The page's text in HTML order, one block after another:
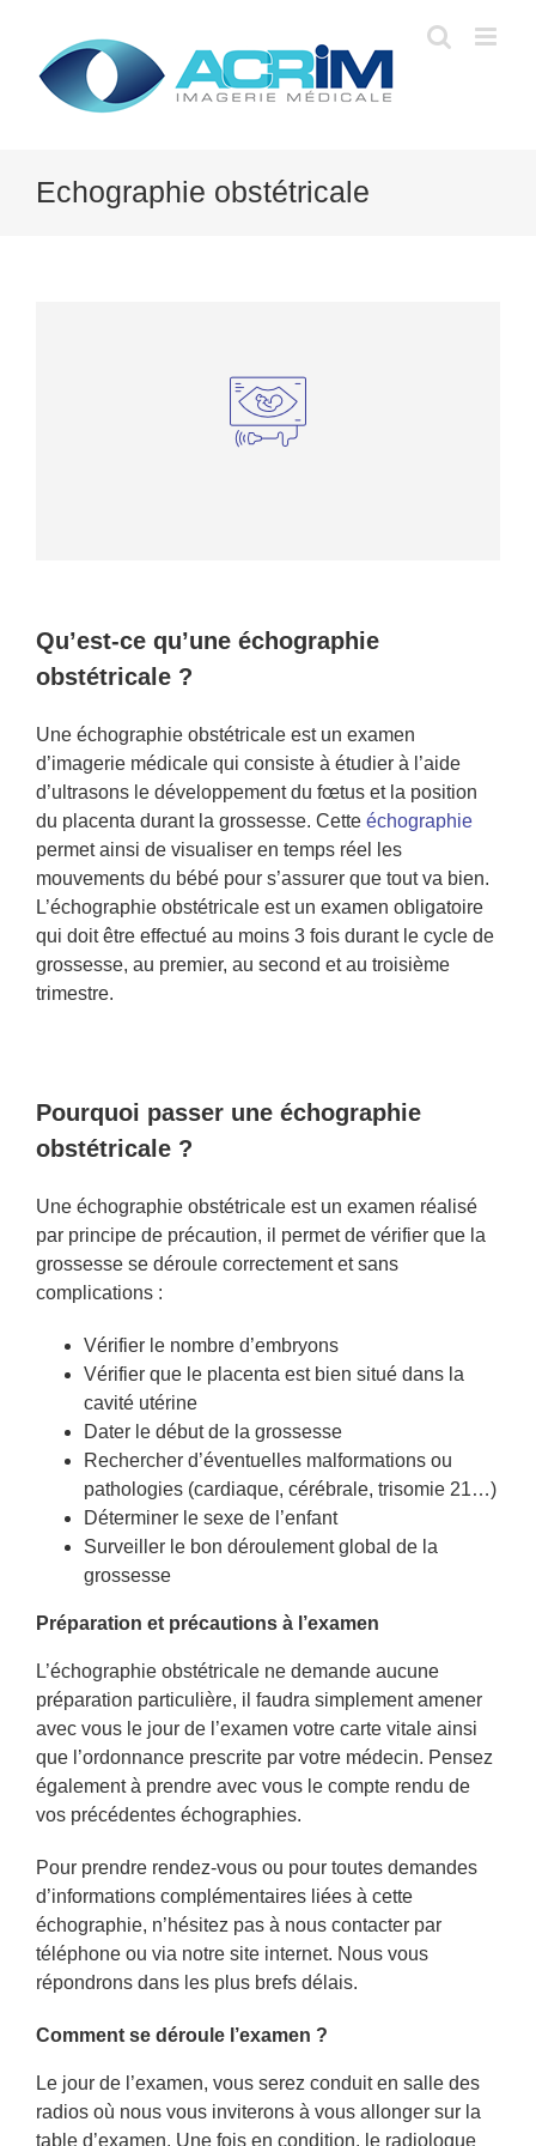
content
Echographie obstétricale
Qu’est-ce qu’une échographie
obstétricale ?
Une échographie obstétricale est un examen
d’imagerie médicale qui consiste à étudier à l’aide
d’ultrasons le développement du fœtus et la position
du placenta durant la grossesse. Cette échographie
permet ainsi de visualiser en temps réel les
mouvements du bébé pour s’assurer que tout va bien.
L’échographie obstétricale est un examen obligatoire
qui doit être effectué au moins 3 fois durant le cycle de
grossesse, au premier, au second et au troisième
trimestre.
Pourquoi passer une échographie
obstétricale ?
Une échographie obstétricale est un examen réalisé
par principe de précaution, il permet de vérifier que la
grossesse se déroule correctement et sans
complications :
Vérifier le nombre d’embryons
Vérifier que le placenta est bien situé dans la
cavité utérine
Dater le début de la grossesse
Rechercher d’éventuelles malformations ou
pathologies (cardiaque, cérébrale, trisomie 21…)
Déterminer le sexe de l’enfant
Surveiller le bon déroulement global de la
grossesse
Préparation et précautions à l’examen
L’échographie obstétricale ne demande aucune
préparation particulière, il faudra simplement amener
avec vous le jour de l’examen votre carte vitale ainsi
que l’ordonnance prescrite par votre médecin. Pensez
également à prendre avec vous le compte rendu de
vos précédentes échographies.
Pour prendre rendez-vous ou pour toutes demandes
d’informations complémentaires liées à cette
échographie, n’hésitez pas à nous contacter par
téléphone ou via notre site internet. Nous vous
répondrons dans les plus brefs délais.
Comment se déroule l’examen ?
Le jour de l’examen, vous serez conduit en salle des
radios où nous vous inviterons à vous allonger sur la
table d’examen. Une fois en condition, le radiologue